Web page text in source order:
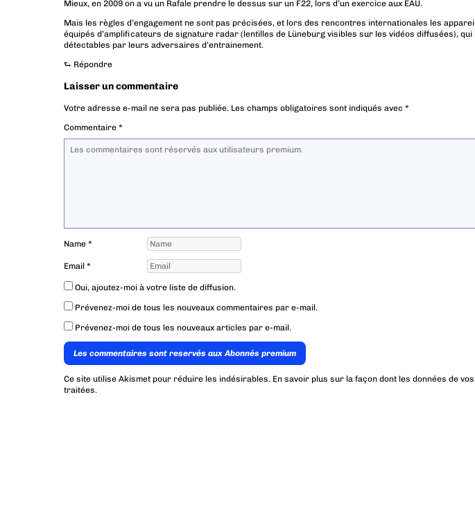
Mieux, en 2009 on a vu un Rafale prendre le dessus sur un F22, lors d’un exercice aux EAU.
Mais les règles d’engagement ne sont pas précisées, et lors des rencontres internationales les
équipés d’amplificateurs de signature radar (lentilles de Lüneburg visibles sur les vidéos diffusées),
détectables par leurs adversaires d’entrainement.
⮑ Répondre
Laisser un commentaire
Votre adresse e-mail ne sera pas publiée. Les champs obligatoires sont indiqués avec *
Commentaire *
Name *
Email *
Oui, ajoutez-moi à votre liste de diffusion.
Prévenez-moi de tous les nouveaux commentaires par e-mail.
Prévenez-moi de tous les nouveaux articles par e-mail.
Les commentaires sont reservés aux Abonnés premium
Ce site utilise Akismet pour réduire les indésirables. En savoir plus sur la façon dont les données de
traitées.